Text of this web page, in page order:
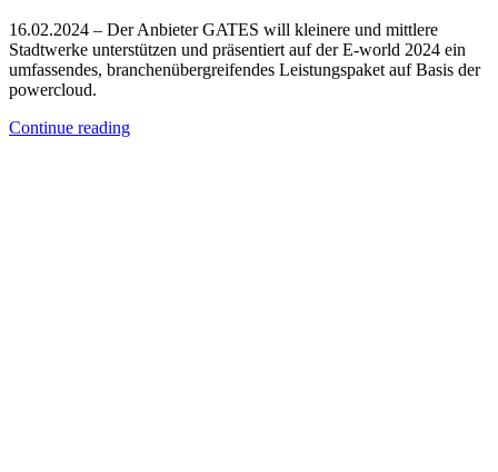
16.02.2024 – Der Anbieter GATES will kleinere und mittlere
Stadtwerke unterstützen und präsentiert auf der E-world 2024 ein
umfassendes, branchenübergreifendes Leistungspaket auf Basis der
powercloud.
Continue reading